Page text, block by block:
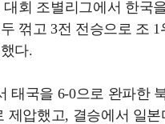
대회 조별리그에서 한국
꺾고 3전 전승으로 조 1
다.
태국을 6-0으로 완파한
제압했고, 결승에서 일